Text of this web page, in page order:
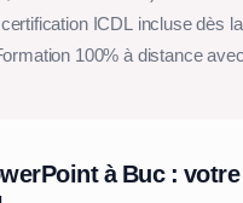
ICDL incluse dès
100% à distance
à Buc :